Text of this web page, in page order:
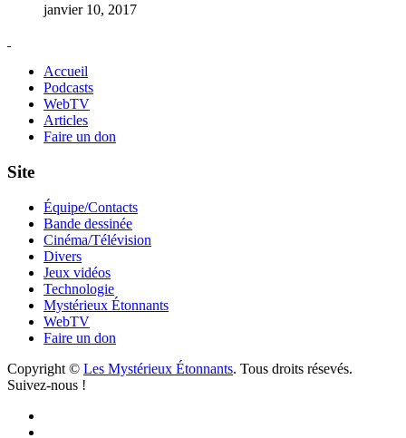
janvier 10, 2017
Accueil
Podcasts
WebTV
Articles
Faire un don
Site
Équipe/Contacts
Bande dessinée
Cinéma/Télévision
Divers
Jeux vidéos
Technologie
Mystérieux Étonnants
WebTV
Faire un don
Copyright © Les Mystérieux Étonnants. Tous droits résevés.
Suivez-nous !